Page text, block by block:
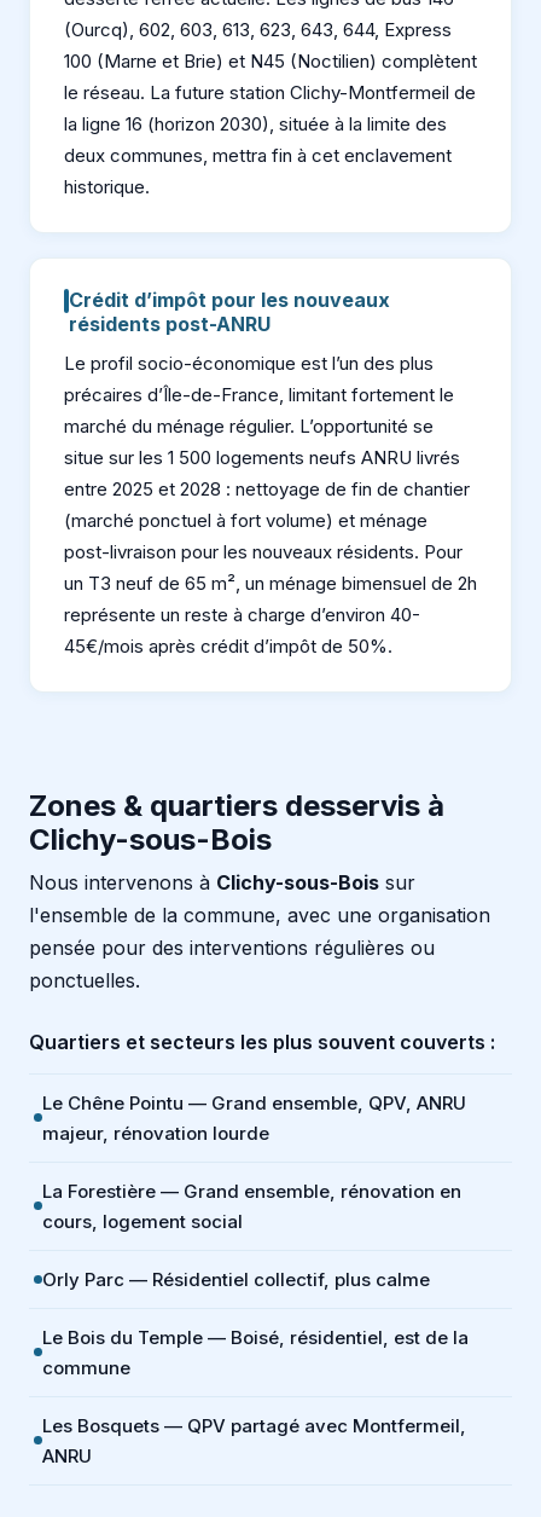
(Ourcq), 602, 603, 613, 623, 643, 644, Express
100 (Marne et Brie) et N45 (Noctilien) complètent
le réseau. La future station Clichy-Montfermeil de
la ligne 16 (horizon 2030), située à la limite des
deux communes, mettra fin à cet enclavement
historique.
Crédit d’impôt pour les nouveaux
résidents post-ANRU
Le profil socio-économique est l’un des plus
précaires d’Île-de-France, limitant fortement le
marché du ménage régulier. L’opportunité se
situe sur les 1 500 logements neufs ANRU livrés
entre 2025 et 2028 : nettoyage de fin de chantier
(marché ponctuel à fort volume) et ménage
post-livraison pour les nouveaux résidents. Pour
un T3 neuf de 65 m², un ménage bimensuel de 2h
représente un reste à charge d’environ 40-
45€/mois après crédit d’impôt de 50%.
Zones & quartiers desservis à
Clichy-sous-Bois
Nous intervenons à Clichy-sous-Bois sur
l'ensemble de la commune, avec une organisation
pensée pour des interventions régulières ou
ponctuelles.
Quartiers et secteurs les plus souvent couverts :
Le Chêne Pointu — Grand ensemble, QPV, ANRU
majeur, rénovation lourde
La Forestière — Grand ensemble, rénovation en
cours, logement social
Orly Parc — Résidentiel collectif, plus calme
Le Bois du Temple — Boisé, résidentiel, est de la
commune
Les Bosquets — QPV partagé avec Montfermeil,
ANRU